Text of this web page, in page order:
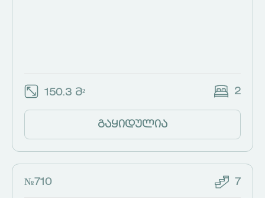
150.3 მ² 2
გაყიდულია
№710 7